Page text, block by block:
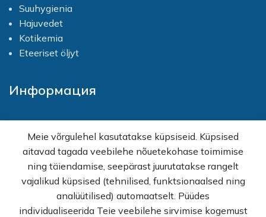
Suuhygienia
Hajuvedet
Kotikemia
Eteeriset öljyt
Информация
Shop
Kampanjat
Tukku
Apua ostoksia varten
Meie võrgulehel kasutatakse küpsiseid. Küpsised
aitavad tagada veebilehe nõuetekohase toimimise
ning täiendamise, seepärast juurutatakse rangelt
vajalikud küpsised (tehnilised, funktsionaalsed ning
analüütilised) automaatselt. Püüdes
individualiseerida Teie veebilehe sirvimise kogemust